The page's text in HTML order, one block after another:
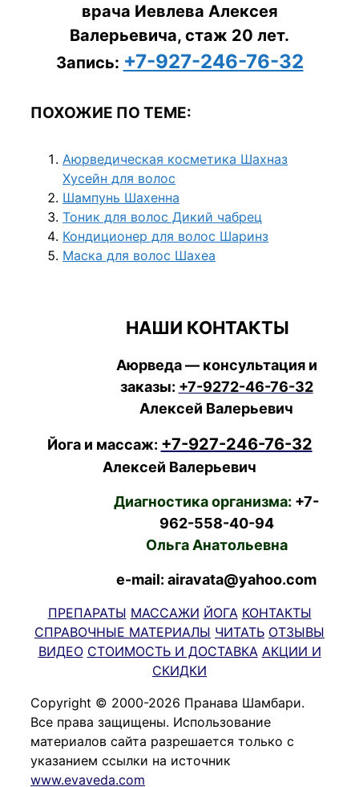
врача Иевлева Алексея
Валерьевича, стаж 20 лет.
Запись: +7-927-246-76-32
ПОХОЖИЕ ПО ТЕМЕ:
Аюрведическая косметика Шахназ
Хусейн для волос
Шампунь Шахенна
Тоник для волос Дикий чабрец
Кондиционер для волос Шаринз
Маска для волос Шахеа
НАШИ КОНТАКТЫ
Аюрведа — консультация и
заказы: +7-9272-46-76-32
Алексей Валерьевич
Йога и массаж: +7-927-246-76-32
Алексей Валерьевич
Диагностика организма: +7-
962-558-40-94
Ольга Анатольевна
e-mail: airavata@yahoo.com
ПРЕПАРАТЫ МАССАЖИ ЙОГА КОНТАКТЫ
СПРАВОЧНЫЕ МАТЕРИАЛЫ ЧИТАТЬ ОТЗЫВЫ
ВИДЕО СТОИМОСТЬ И ДОСТАВКА АКЦИИ И
СКИДКИ
Copyright © 2000-2026 Пранава Шамбари.
Все права защищены. Использование
материалов сайта разрешается только с
указанием ссылки на источник
www.evaveda.com